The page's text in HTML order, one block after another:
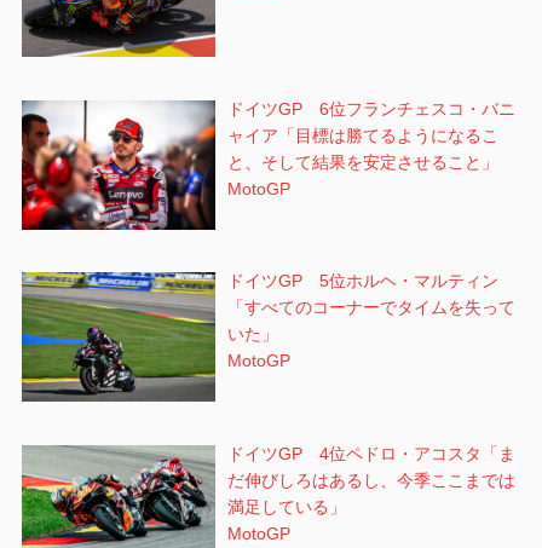
ドイツGP 6位フランチェスコ・バニ
ャイア「目標は勝てるようになるこ
と、そして結果を安定させること」
MotoGP
ドイツGP 5位ホルヘ・マルティン
「すべてのコーナーでタイムを失って
いた」
MotoGP
ドイツGP 4位ペドロ・アコスタ「ま
だ伸びしろはあるし、今季ここまでは
満足している」
MotoGP